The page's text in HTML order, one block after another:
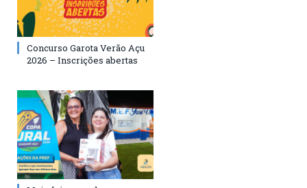
Concurso Garota Verão Açu
2026 – Inscrições abertas